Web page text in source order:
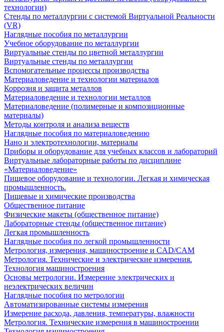
технологии)
Cтенды по металлургии с системой Виртуальной Реальности
(VR)
Наглядные пособия по металлургии
Учебное оборудование по металлургии
Виртуальные стенды по цветной металлургии
Виртуальные стенды по металлургии
Вспомогательные процессы производства
Материаловедение и технологии материалов
Коррозия и защита металлов
Материаловедение и технологии металлов
Материаловедение (полимерные и композиционные
материалы)
Методы контроля и анализа веществ
Наглядные пособия по материаловедению
Нано и электротехнологии, материалы
Приборы и оборудование для учебных классов и лабораторий
Виртуальные лабораторные работы по дисциплине
«Материаловедение»
Пищевое оборудование и технологии. Легкая и химическая
промышленность.
Пищевые и химические производства
Общественное питание
Физические макеты (общественное питание)
Лабораторные стенды (общественное питание)
Легкая промышленность
Наглядные пособия по легкой промышленности
Метрология, измерения, машиностроение и CAD/CAM
Метрология. Технические и электрические измерения.
Технология машиностроения
Основы метрологии. Измерение электрических и
неэлектрических величин
Наглядные пособия по метрологии
Автоматизированные системы измерения
Измерение расхода, давления, температуры, влажности
Метрология. Технические измерения в машиностроении